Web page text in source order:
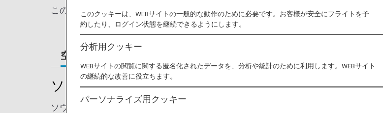
このページでは、ソウル金浦国際空港から目的地までの役立つ情報をご紹介します。
空港ガイド
ソウル - 金浦国際空港ガイド
ソウル金浦国際空港の発着ターミナルマップおよび空港内に関するその他の情報。
このクッキーは、WEBサイトの一般的な動作のために必要です。お客様が安全にフライトを予
約したり、ログイン状態を継続できるようにします。
分析用クッキー
WEBサイトの閲覧に関する匿名化されたデータを、分析や統計のために利用します。WEBサイト
の継続的な改善に役立ちます。
パーソナライズ用クッキー